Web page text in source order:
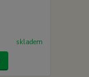
skladem